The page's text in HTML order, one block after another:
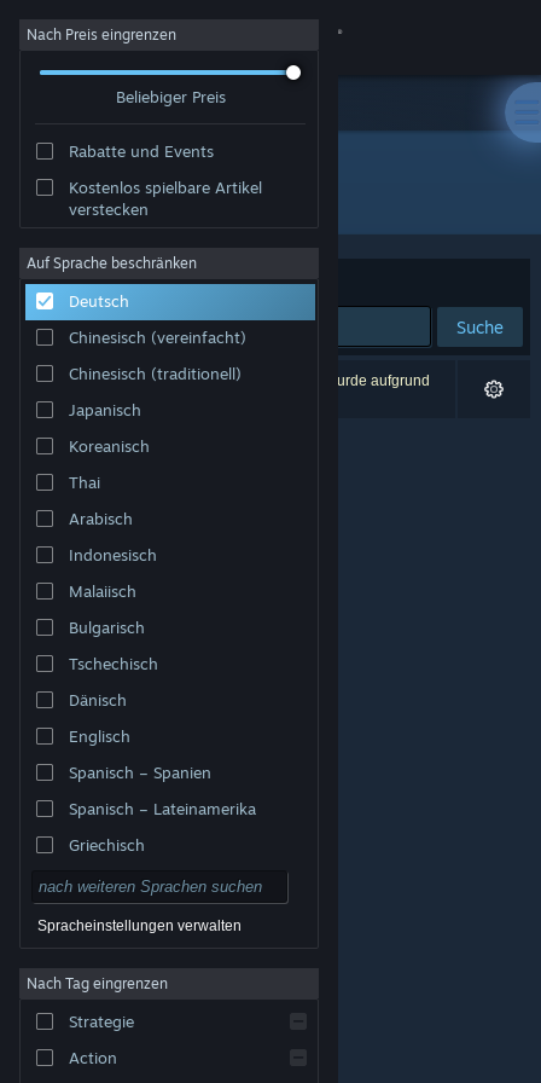
Anmelden
Info
Support
Sprache ändern
Steam-Mobile-App herunterladen
Desktopversion anzeigen
© Valve Corporation. Alle Rechte vorbehalten. Alle
USA und anderen Ländern.
Rechtliches
Barrierefreiheit
Nutzungsvertrag
Nach Preis eingrenzen
Beliebiger Preis
Rabatte und Events
Kostenlos spielbare Artikel
verstecken
Auf Sprache beschränken
Deutsch
Chinesisch (vereinfacht)
Chinesisch (traditionell)
Japanisch
Koreanisch
Thai
Arabisch
Indonesisch
Malaiisch
Bulgarisch
Tschechisch
Dänisch
Englisch
Spanisch – Spanien
Spanisch – Lateinamerika
Griechisch
Spracheinstellungen verwalten
Nach Tag eingrenzen
Strategie
Action
Publisher: Kepler Project
Sortieren nach Relevanz
Suche
0 Ergebnisse entsprechen Ihrer Suche. 1 Titel wurde aufgrund
Ihrer Einstellungen ausgeschlossen.